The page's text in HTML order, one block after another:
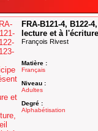
FRA-B121-4, B122-
lecture et à
François Rivest
Matière :
Français
Niveau :
Adultes
Degré :
Alphabétisation